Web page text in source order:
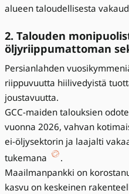
alueen taloudellisesta
2. Talouden
öljyriippumattoman
Persianlahden
riippuvuutta hiilivedyistä
joustavuutta.
GCC-maiden talouksien
vuonna 2026, vahvan
ei-öljysektorin ja laajalti
tukemana
.
Maailmanpankki on
kasvu on keskeinen